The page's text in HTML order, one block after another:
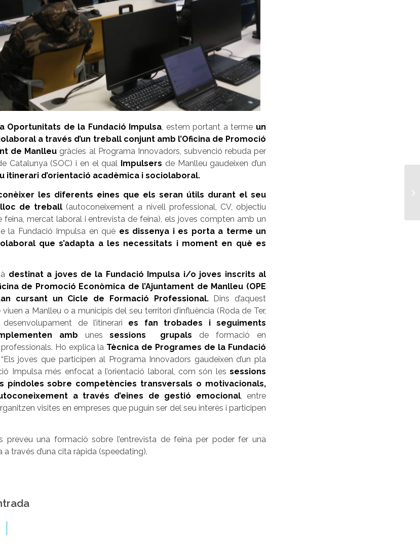
Oportunitats de la Fundació Impulsa, estem portant a terme un
a través d’un treball conjunt amb l’Oficina de Promoció
de Manlleu gràcies al Programa Innovadors, subvenció rebuda per
Catalunya (SOC) i en el qual Impulsers de Manlleu gaudeixen d’un
itinerari d’orientació acadèmica i sociolaboral.
les diferents eines que els seran útils durant el seu
lloc de treball (autoconeixement a nivell professional, CV, objectiu
feina, mercat laboral i entrevista de feina), els joves compten amb un
la Fundació Impulsa en què es dissenya i es porta a terme un
que s’adapta a les necessitats i moment en què es
destinat a joves de la Fundació Impulsa i/o joves inscrits al
de Promoció Econòmica de l’Ajuntament de Manlleu (OPE
cursant un Cicle de Formació Professional.Dins d’aquest
a Manlleu o a municipis del seu territori d’influència (Roda de Ter,
de l’itinerari es fan trobades i seguiments
amb
unessessions grupals de formació en
Ho explica la Tècnica de Programes de la Fundació
“Els joves que participen al Programa Innovadors gaudeixen d’un pla
Impulsa més enfocat a l’orientació laboral, com són les sessions
píndoles sobre competències transversals o motivacionals,
a través d’eines de gestió emocional, entre
visites en empreses que puguin ser del seu interès i participen
una formació sobre l’entrevista de feina per poder fer una
través d’una cita ràpida (speedating).